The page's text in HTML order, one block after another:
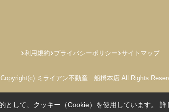
利用規約 プライバシーポリシー サイトマップ
Copyright(c) ミライアン不動産 船橋本店 All Rights
として、クッキー（Cookie）を使用しています。 詳